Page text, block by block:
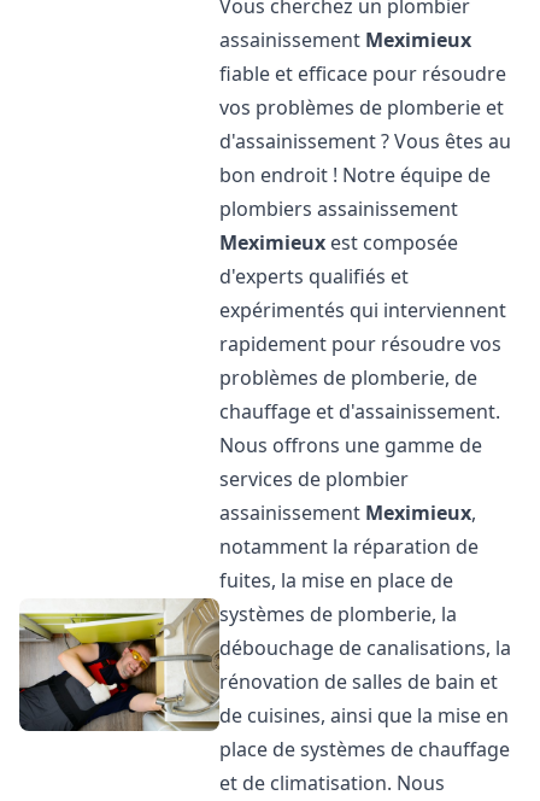
Vous cherchez un plombier
assainissement Meximieux
fiable et efficace pour résoudre
vos problèmes de plomberie et
d'assainissement ? Vous êtes au
bon endroit ! Notre équipe de
plombiers assainissement
Meximieux est composée
d'experts qualifiés et
expérimentés qui interviennent
rapidement pour résoudre vos
problèmes de plomberie, de
chauffage et d'assainissement.
Nous offrons une gamme de
services de plombier
assainissement Meximieux,
notamment la réparation de
fuites, la mise en place de
systèmes de plomberie, la
débouchage de canalisations, la
rénovation de salles de bain et
de cuisines, ainsi que la mise en
place de systèmes de chauffage
et de climatisation. Nous